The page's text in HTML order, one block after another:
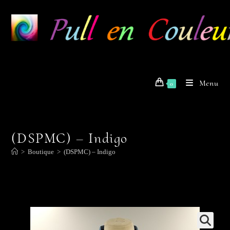
content
0 Menu
(DSPMC) – Indigo
> Boutique > (DSPMC) – Indigo